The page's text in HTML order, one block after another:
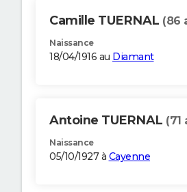
Camille TUERNAL (86
Naissance
18/04/1916 au Diamant
Antoine TUERNAL (71
Naissance
05/10/1927 à Cayenne